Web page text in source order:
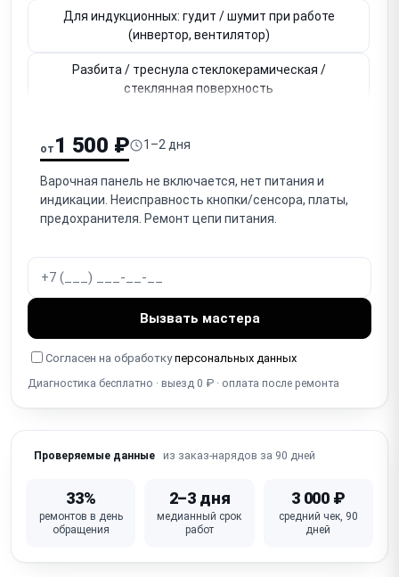
Для индукционных: гудит / шумит при работе
(инвертор, вентилятор)
Разбита / треснула стеклокерамическая /
стеклянная поверхность
панель, кнопки)
Для газовых: не поджигается / не зажигается
горелка
Для газовых: тухнет горелка / не держит пламя
Не работает / заедает ручка конфорки
(механическая)
Не работает блокировка от детей (Child Lock)
Перегревается / отключается / термозащита
Ошибки / коды ошибок на дисплее
Не работает дисплей / нет индикации зон
Искрение / треск (стеклокерамика — соль/сахар,
от 1 500 ₽ 1–2 дня
Варочная панель не включается, нет питания и
индикации. Неисправность кнопки/сенсора, платы,
предохранителя. Ремонт цепи питания.
Вызвать мастера
Согласен на обработкуперсональных данных
Диагностика бесплатно · выезд 0 ₽ · оплата после ремонта
Проверяемые данные из заказ-нарядов за 90 дней
33%
ремонтов в день
обращения
2–3 дня
медианный срок
работ
3 000 ₽
средний чек, 90
дней